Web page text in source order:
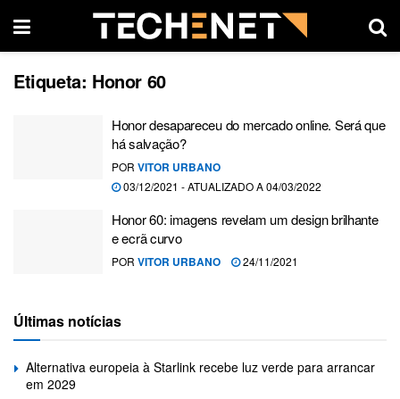
Etiqueta: Honor 60
Honor desapareceu do mercado online. Será que
há salvação?
POR VITOR URBANO
03/12/2021 - ATUALIZADO A 04/03/2022
Honor 60: imagens revelam um design brilhante
e ecrã curvo
POR VITOR URBANO 24/11/2021
Últimas notícias
Alternativa europeia à Starlink recebe luz verde para arrancar
em 2029